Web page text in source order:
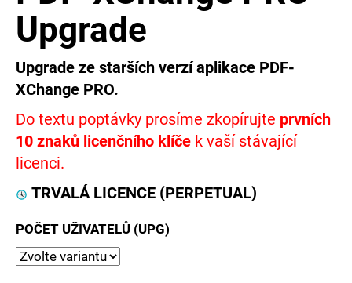
Upgrade
Upgrade ze starších verzí aplikace PDF-
XChange PRO.
Do textu poptávky prosíme zkopírujte prvních
10 znaků licenčního klíče k vaší stávající
licenci.
TRVALÁ LICENCE (PERPETUAL)
POČET UŽIVATELŮ (UPG)
e
t
e
n
a
j
í
t
?